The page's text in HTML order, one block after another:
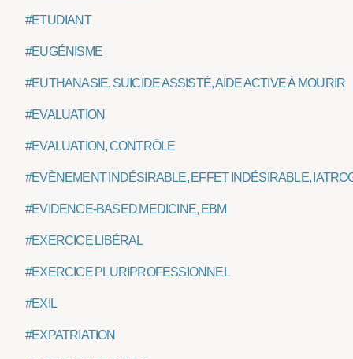
#ETUDIANT
#EUGÉNISME
#EUTHANASIE, SUICIDE ASSISTÉ, AIDE ACTIVE À MOURIR
#EVALUATION
#EVALUATION, CONTRÔLE
#EVÈNEMENT INDÉSIRABLE, EFFET INDÉSIRABLE,
#EVIDENCE-BASED MEDICINE, EBM
#EXERCICE LIBÉRAL
#EXERCICE PLURIPROFESSIONNEL
#EXIL
#EXPATRIATION